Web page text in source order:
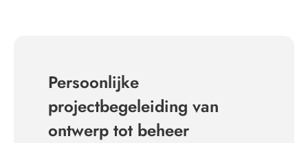
Persoonlijke
projectbegeleiding van
ontwerp tot beheer